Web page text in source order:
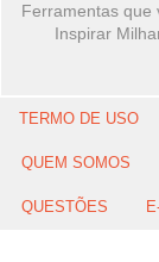
Ferramentas que
Inspirar
TERMO DE USO
QUEM SOMOS
QUESTÕES